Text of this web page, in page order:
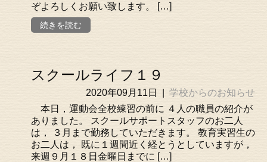
ぞよろしくお願い致します。 […]
続きを読む
スクールライフ１９
2020年09月11日
学校からのお知らせ
本日，運動会全校練習の前に ４人の職員の紹介が
ありました。 スクールサポートスタッフのお二人
は， ３月まで勤務していただきます。 教育実習生の
お二人は， 既に１週間近く経とうとしていますが，
来週９月１８日金曜日までに […]